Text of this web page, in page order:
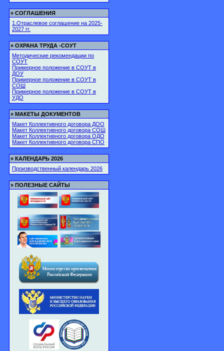
» СОГЛАШЕНИЯ
1.Отраслевое соглашение на 2025-
2027 гг.
» ОХРАНА ТРУДА -СОУТ
Методические рекомендации по
СОУТ
Примерное положение в СОУТ в
ДОУ
Примерное положение в СОУТ в
СОШ
Примерное положение в СОУТ в
УДО
» МАКЕТЫ ДОКУМЕНТОВ
Макет Коллективного договора ДОО
Макет Коллективного договора СОШ
Макет Коллективного договора ОДО
Макет Коллективного договора СПО
» КАЛЕНДАРЬ 2026
Производственный календарь 2026
» ПОЛЕЗНЫЕ САЙТЫ